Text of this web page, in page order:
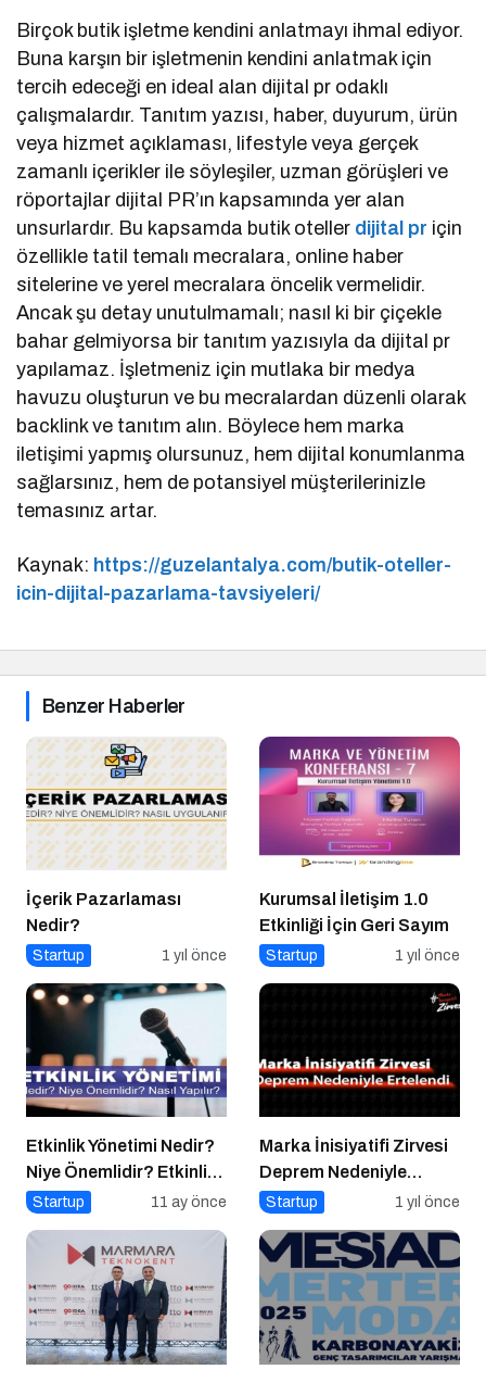
Birçok butik işletme kendini anlatmayı ihmal ediyor.
Buna karşın bir işletmenin kendini anlatmak için
tercih edeceği en ideal alan dijital pr odaklı
çalışmalardır. Tanıtım yazısı, haber, duyurum, ürün
veya hizmet açıklaması, lifestyle veya gerçek
zamanlı içerikler ile söyleşiler, uzman görüşleri ve
röportajlar dijital PR’ın kapsamında yer alan
unsurlardır. Bu kapsamda butik oteller dijital pr için
özellikle tatil temalı mecralara, online haber
sitelerine ve yerel mecralara öncelik vermelidir.
Ancak şu detay unutulmamalı; nasıl ki bir çiçekle
bahar gelmiyorsa bir tanıtım yazısıyla da dijital pr
yapılamaz. İşletmeniz için mutlaka bir medya
havuzu oluşturun ve bu mecralardan düzenli olarak
backlink ve tanıtım alın. Böylece hem marka
iletişimi yapmış olursunuz, hem dijital konumlanma
sağlarsınız, hem de potansiyel müşterilerinizle
temasınız artar.
Kaynak: https://guzelantalya.com/butik-oteller-
icin-dijital-pazarlama-tavsiyeleri/
Benzer Haberler
İçerik Pazarlaması
Nedir?
Startup 1 yıl önce
Kurumsal İletişim 1.0
Etkinliği İçin Geri Sayım
Startup 1 yıl önce
Etkinlik Yönetimi Nedir?
Niye Önemlidir? Etkinlik
Yönetimi Nasıl Yapılır?
Startup 11 ay önce
Marka İnisiyatifi Zirvesi
Deprem Nedeniyle
Ertelendi
Startup 1 yıl önce